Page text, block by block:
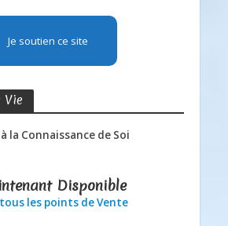
Je soutien ce site
Vie
la Connaissance de Soi
Disponible
les points de Vente